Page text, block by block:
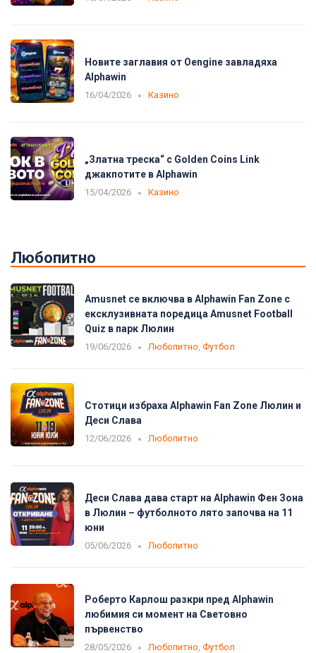
Новите заглавия от Oengine завладяха
Alphawin
16/04/2026 Казино
„Златна треска“ с Golden Coins Link
джакпотите в Alphawin
15/04/2026 Казино
Любопитно
Amusnet се включва в Alphawin Fan Zone с
ексклузивната поредица Amusnet Football
Quiz в парк Люлин
19/06/2026 Любопитно Футбол
Стотици избраха Alphawin Fan Zone Люлин и
Деси Слава
12/06/2026 Любопитно
Деси Слава дава старт на Alphawin Фен Зона
в Люлин – футболното лято започва на 11
юни
05/06/2026 Любопитно
Роберто Карлош разкри пред Alphawin
любимия си момент на Световно
първенство
28/05/2026 Любопитно Футбол